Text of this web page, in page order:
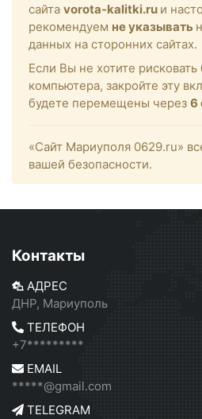
сайта vorota-kalitki.ru и
рекомендуем не указывать
данных на сторонних сайтах.
Если Вы не хотите
компьютера, закройте эту
будете перемещены через 6
«Сайт Мариуполя 0629.ru»
вашей безопасности.
Контакты
АДРЕС
ДНР, Мариуполь
ТЕЛЕФОН
+7*********
EMAIL
*****@gmail.com
TELEGRAM